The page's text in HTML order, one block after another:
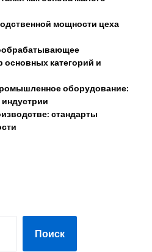
мощности цеха
категорий и
оборудование:
стандарты
Поиск